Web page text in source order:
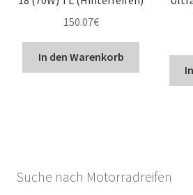
150.07€
In den Warenkorb
Suche nach Motorradreifen